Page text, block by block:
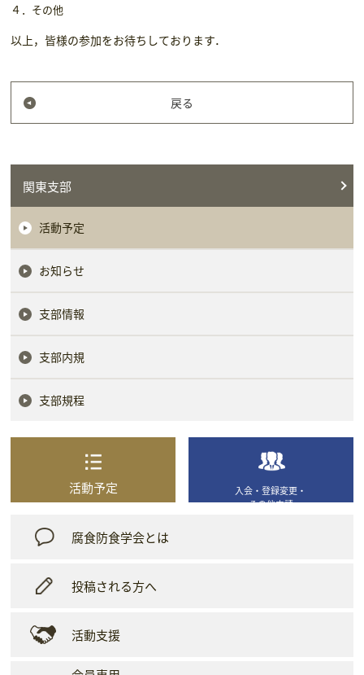
４．その他
以上，皆様の参加をお待ちしております．
戻る
関東支部
活動予定
お知らせ
支部情報
支部内規
支部規程
活動予定
入会・登録変更・
その他申請
腐食防食学会とは
投稿される方へ
活動支援